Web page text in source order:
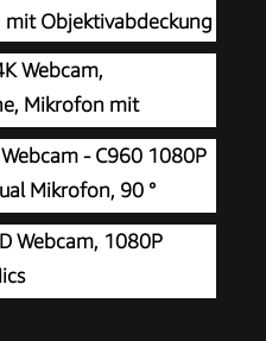
mit Objektivabdeckung
Webcam,
Mikrofon mit
Webcam - C960 1080P
Mikrofon, 90 °
mit Automatische
für Linux, Win10, Mac
Konferenz
Webcam, 1080P